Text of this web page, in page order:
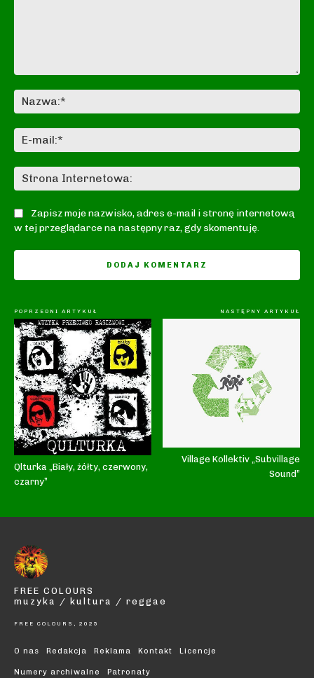
Zapisz moje nazwisko, adres e-mail i stronę internetową
w tej przeglądarce na następny raz, gdy skomentuję.
POPRZEDNI ARTYKUŁ
Qlturka „Biały, żółty, czerwony,
czarny”
NASTĘPNY ARTYKUŁ
Village Kollektiv „Subvillage
Sound”
O nas Redakcja Reklama Kontakt Licencje
Numery archiwalne Patronaty
FREE COLOURS
muzyka / kultura / reggae
FREE COLOURS, 2025